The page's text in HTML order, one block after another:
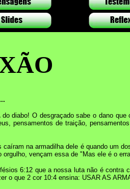
do diabo! O desgraçado sabe o dano
pensamentos de traição,
caíram na armadilha dele é quando um
orgulho, vençam essa de "Mas ele é o
6:12 que a nossa luta não é contra
o que 2 cor 10:4 ensina: USAR AS